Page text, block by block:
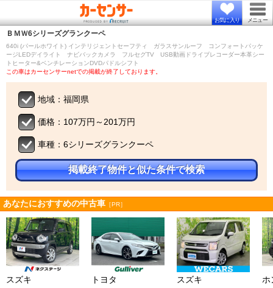
お気に入り メニュー
ＢＭＷ6シリーズグランクーペ
640i (パールホワイト) インテリジェントセーフティ ガラスサンルーフ コンフォートパッケ
ージLEDデイライト ナビバックカメラ フルセグTV USB動画ドライブレコーダー本革シー
トヒーター&ベンチレーションDVDパドルシフト
この車はカーセンサーnetでの掲載が終了しております。
地域：福岡県
価格：107万円～201万円
車種：6シリーズグランクーペ
掲載終了物件と似た条件で検索
あなたにおすすめの中古車 ［PR］
スズキ
トヨタ
スズキ
ホ